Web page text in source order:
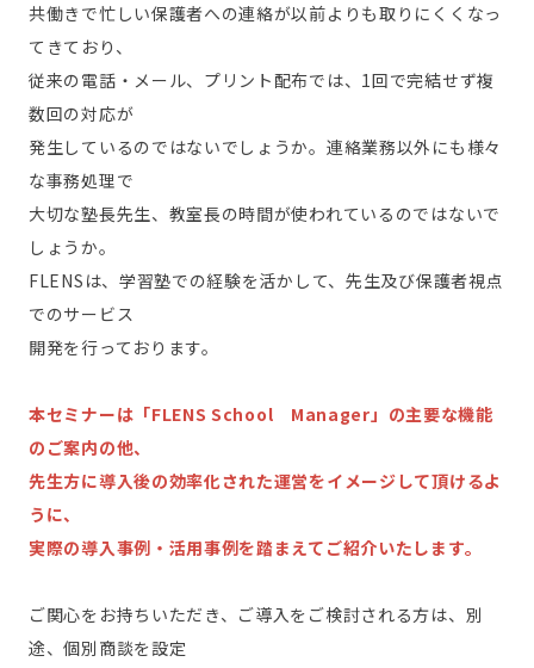
共働きで忙しい保護者への連絡が以前よりも取りにくくなっ
てきており、
従来の電話・メール、プリント配布では、1回で完結せず複
数回の対応が
発生しているのではないでしょうか。連絡業務以外にも様々
な事務処理で
大切な塾長先生、教室長の時間が使われているのではないで
しょうか。
FLENSは、学習塾での経験を活かして、先生及び保護者視点
でのサービス
開発を行っております。
本セミナーは「FLENS School Manager」の主要な機能
のご案内の他、
先生方に導入後の効率化された運営をイメージして頂けるよ
うに、
実際の導入事例・活用事例を踏まえてご紹介いたします。
ご関心をお持ちいただき、ご導入をご検討される方は、別
途、個別商談を設定